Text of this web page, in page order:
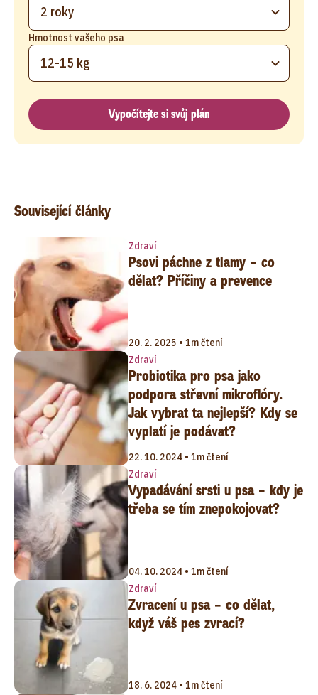
2 roky
Hmotnost vašeho psa
12-15 kg
Vypočítejte si svůj plán
Související články
Zdraví
Psovi páchne z tlamy – co
dělat? Příčiny a prevence
20. 2. 2025 • 1m čtení
Zdraví
Probiotika pro psa jako
podpora střevní mikroflóry.
Jak vybrat ta nejlepší? Kdy se
vyplatí je podávat?
22. 10. 2024 • 1m čtení
Zdraví
Vypadávání srsti u psa – kdy je
třeba se tím znepokojovat?
04. 10. 2024 • 1m čtení
Zdraví
Zvracení u psa – co dělat,
když váš pes zvrací?
18. 6. 2024 • 1m čtení